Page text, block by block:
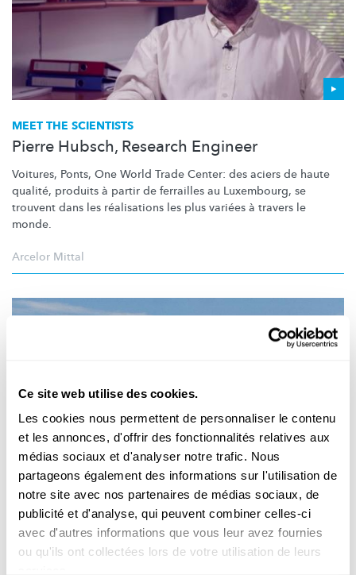
Ce site web utilise des cookies.
Les cookies nous permettent de personnaliser le contenu
et les annonces, d'offrir des fonctionnalités relatives aux
médias sociaux et d'analyser notre trafic. Nous
partageons également des informations sur l'utilisation de
notre site avec nos partenaires de médias sociaux, de
publicité et d'analyse, qui peuvent combiner celles-ci
avec d'autres informations que vous leur avez fournies
ou qu'ils ont collectées lors de votre utilisation de leurs
MEET THE SCIENTISTS
Pierre Hubsch, Research Engineer
Voitures, Ponts, One World Trade Center: des aciers de haute
qualité, produits à partir de ferrailles au Luxembourg, se
trouvent dans les réalisations les plus variées à travers le
monde.
Arcelor Mittal
ERFINDER VUM DAG
De Prinzip vum Héichuewen ass zweemol
erfonnt ginn